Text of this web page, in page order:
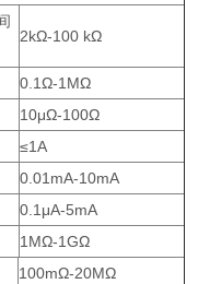
2kΩ-100 kΩ
0.1Ω-1MΩ
10μΩ-100Ω
≤1A
0.01mA-10mA
0.1μA-5mA
1MΩ-1GΩ
100mΩ-20MΩ